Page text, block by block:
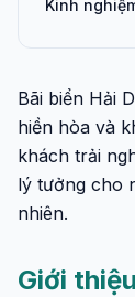
Kinh
Bãi biển Hải
hiền hòa và
khách trải
lý tưởng cho
nhiên.
Giới